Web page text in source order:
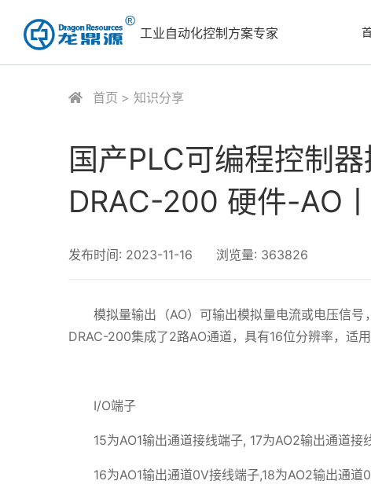
工业自动化控制方案专家
首页 知识分享
国产PLC可编程控制
DRAC-200 硬件-AO
发布时间: 2023-11-16 浏览量: 363826
模拟量输出（AO）可输出模拟量电流或电压信号
DRAC-200集成了2路AO通道，具有16位分辨率，适
I/O端子
15为AO1输出通道接线端子, 17为AO2输出通道接
16为AO1输出通道0V接线端子,18为AO2输出通道